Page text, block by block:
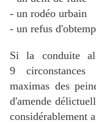
- un rodéo urbain
- un refus
Si la conduite
9 circonstances
maximas des
d'amende
considérablement